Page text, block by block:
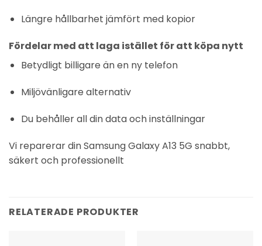
Längre hållbarhet jämfört med kopior
Fördelar med att laga istället för att köpa nytt
Betydligt billigare än en ny telefon
Miljövänligare alternativ
Du behåller all din data och inställningar
Vi reparerar din Samsung Galaxy A13 5G snabbt,
säkert och professionellt
RELATERADE PRODUKTER